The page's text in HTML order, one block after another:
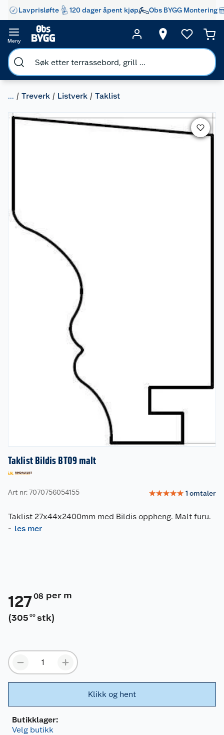
Lavprisløfte 120 dager åpent kjøp Obs BYGG Montering
Meny
... Treverk Listverk Taklist
Taklist Bildis BT09 malt
Art nr: 7070756054155 ☆☆☆☆☆ 1 omtaler
Taklist 27x44x2400mm med Bildis oppheng. Malt furu.
- les mer
12708 per m
(305 00 stk)
Klikk og hent
Butikklager:
Velg butikk